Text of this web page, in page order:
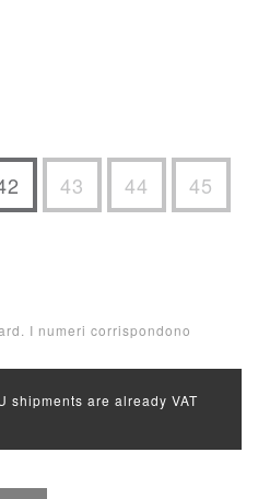
43 44 45
I numeri corrispondono
shipments are already VAT